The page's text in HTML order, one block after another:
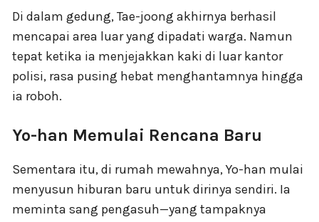
Di dalam gedung, Tae-joong akhirnya berhasil
mencapai area luar yang dipadati warga. Namun
tepat ketika ia menjejakkan kaki di luar kantor
polisi, rasa pusing hebat menghantamnya hingga
ia roboh.
Yo-han Memulai Rencana Baru
Sementara itu, di rumah mewahnya, Yo-han mulai
menyusun hiburan baru untuk dirinya sendiri. Ia
meminta sang pengasuh—yang tampaknya